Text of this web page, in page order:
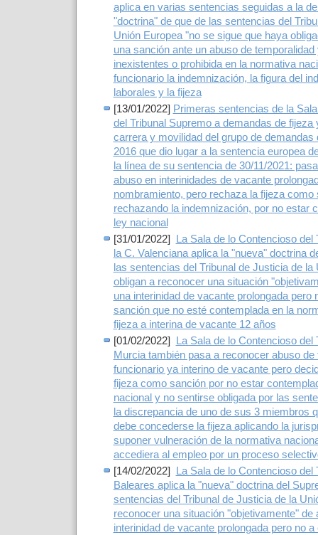
aplica en varias sentencias seguidas a la
"doctrina" de que de las sentencias del
Unión Europea "no se sigue que haya
una sanción ante un abuso de temporalidad
inexistentes o prohibida en la normativa
funcionario la indemnización, la figura del
laborales y la fijeza
[13/01/2022] Primeras sentencias de la
del Tribunal Supremo a demandas de fijeza
carrera y movilidad del grupo de demandas
2016 que dio lugar a la sentencia europea
la línea de su sentencia de 30/11/2021:
abuso en interinidades de vacante
nombramiento, pero rechaza la fijeza
rechazando la indemnización, por no estar
ley nacional
[31/01/2022]
La Sala de lo Contencioso
la C. Valenciana aplica la "nueva" doctrina
las sentencias del Tribunal de Justicia de la
obligan a reconocer una situación
una interinidad de vacante prolongada pero
sanción que no esté contemplada en la
fijeza a interina de vacante 12 años
[01/02/2022]
La Sala de lo Contencioso
Murcia también pasa a reconocer abuso de
funcionario ya interino de vacante pero
fijeza como sanción por no estar
nacional y no sentirse obligada por las
la discrepancia de uno de sus 3 miembros
debe concederse la fijeza aplicando la
suponer vulneración de la normativa
accediera al empleo por un proceso
[14/02/2022]
La Sala de lo Contencioso
Baleares aplica la "nueva" doctrina del
sentencias del Tribunal de Justicia de la
reconocer una situación "objetivamente" de
interinidad de vacante prolongada pero no